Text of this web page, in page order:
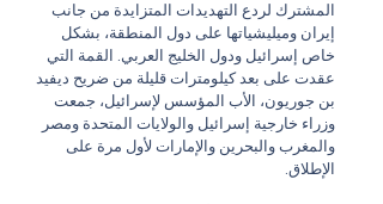
المشترك لردع التهديدات المتزايدة من جانب
إيران وميليشياتها على دول المنطقة، بشكل
خاص إسرائيل ودول الخليج العربي. القمة التي
عقدت على بعد كيلومترات قليلة من ضريح ديفيد
بن جوريون، الأب المؤسس لإسرائيل، جمعت
وزراء خارجية إسرائيل والولايات المتحدة ومصر
والمغرب والبحرين والإمارات لأول مرة على
الإطلاق.